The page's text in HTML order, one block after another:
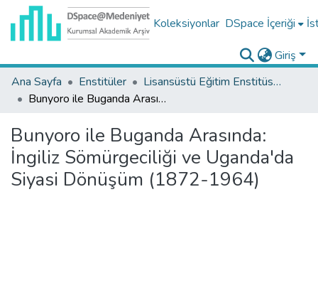
Koleksiyonlar DSpace İçeriği
Giriş
Ana Sayfa
Enstitüler
Lisansüstü Eğitim Enstitüsü Tez Koleksiyonu
Bunyoro ile Buganda Arasında: İngiliz Sömürgeciliği ve Uganda'da Siyasi Dönüşüm (1872-1964)
Bunyoro ile Buganda Arasında:
İngiliz Sömürgeciliği ve Uganda'da
Siyasi Dönüşüm (1872-1964)